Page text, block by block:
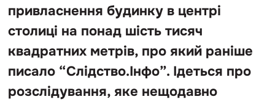
привласнення будинку в центрі
столиці на понад шість тисяч
квадратних метрів, про який раніше
писало “Слідство.Інфо”. Ідеться про
розслідування, яке нещодавно